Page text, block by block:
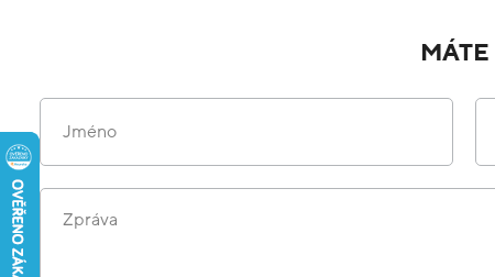
Jméno
Zpráva